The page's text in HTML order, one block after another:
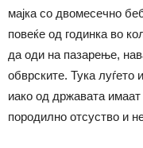
мајка со двомесечно
повеќе од годинка во
да оди на пазарење,
обврските. Тука
иако од државата
породилно отсуство и